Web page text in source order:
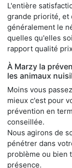
L'entière
grande priorité, et
généralement le
quelles qu'elles
rapport qualité
À Marzy la
les animaux
Moins vous
mieux c'est pour
prévention en
conseillée.
Nous agirons de
pénétrer dans
problème ou bien
présence.